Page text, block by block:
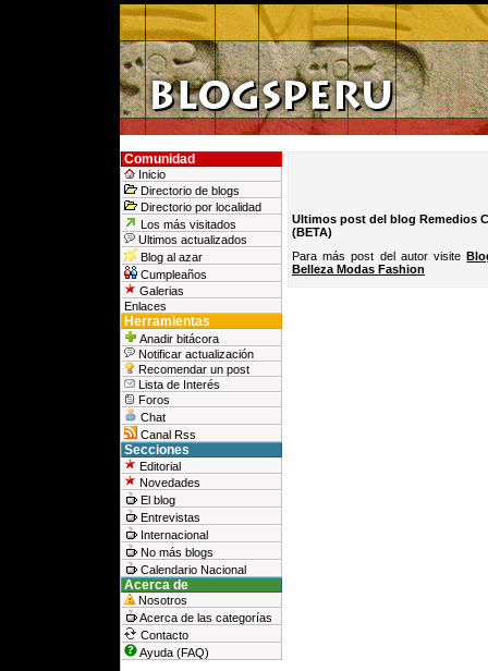
Comunidad
Inicio
Directorio de blogs
Directorio por localidad
Los más visitados
Ultimos actualizados
Blog al azar
Cumpleaños
Galerias
Enlaces
Herramientas
Anadir bitácora
Notificar actualización
Recomendar un post
Lista de Interés
Foros
Chat
Canal Rss
Secciones
Editorial
Novedades
El blog
Entrevistas
Internacional
No más blogs
Calendario Nacional
Acerca de
Nosotros
Acerca de las categorías
Contacto
Ayuda (FAQ)
Ultimos post del blog Remedios
(BETA)
Para más post del autor visite
Belleza Modas Fashion